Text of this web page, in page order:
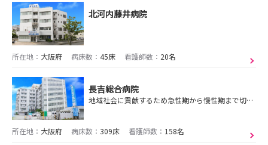
北河内藤井病院
所在地： 大阪府 病床数： 45床 看護師数： 20名
長吉総合病院
地域社会に貢献するため急性期から慢性期まで切れ目のない医療・介護が提供できる病院です。職員のワークライフバランスを大事にし、休暇の取りやすい職場です。
所在地： 大阪府 病床数： 309床 看護師数： 158名